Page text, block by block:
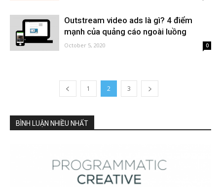
Outstream video ads là gì? 4 điểm
mạnh của quảng cáo ngoài luồng
October 5, 2020 0
1 2 3
BÌNH LUẬN NHIỀU NHẤT